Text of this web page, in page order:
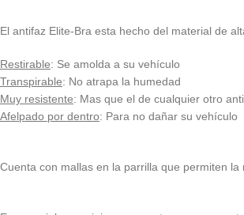
El antifaz Elite-Bra esta hecho del material de
Restirable: Se amolda a su vehículo
Transpirable: No atrapa la humedad
Muy resistente: Mas que el de cualquier otro
Afelpado por dentro: Para no dañar su vehículo
Cuenta con mallas en la parrilla que permiten